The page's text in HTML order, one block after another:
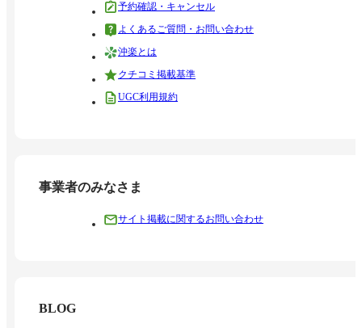
予約確認・キャンセル
よくあるご質問・お問い合わせ
沖楽とは
クチコミ掲載基準
UGC利用規約
事業者のみなさま
サイト掲載に関するお問い合わせ
BLOG